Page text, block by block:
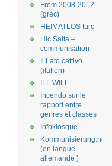
From 2008-2012
(grec)
HEİMATLOS turc
Hic Salta –
communisation
Il Lato cattivo
(italien)
ILL WILL
Incendo sur le
rapport entre
genres et classes
Infokiosque
Kommunisierung.net
(en langue
allemande )